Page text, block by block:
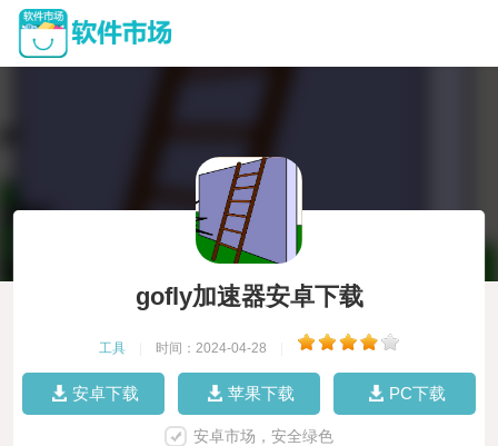
gofly加速器安卓下载
工具 时间：2024-04-28
安卓下载 苹果下载 PC下载
安卓市场，安全绿色